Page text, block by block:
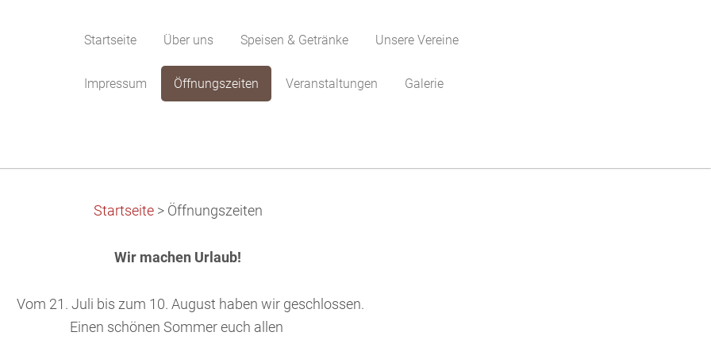
Startseite Über uns Speisen & Getränke Unsere Vereine
Impressum Öffnungszeiten Veranstaltungen Galerie
Startseite > Öffnungszeiten
Wir machen Urlaub!
21. Juli bis zum 10. August haben wir geschlossen.
Einen schönen Sommer euch allen